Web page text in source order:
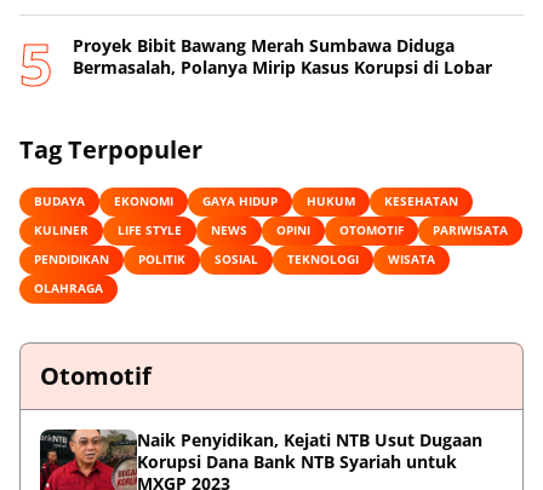
Proyek Bibit Bawang Merah Sumbawa Diduga
Bermasalah, Polanya Mirip Kasus Korupsi di Lobar
Tag Terpopuler
BUDAYA EKONOMI GAYA HIDUP HUKUM
KESEHATAN
KULINER
LIFE STYLE NEWS OPINI OTOMOTIF
PARIWISATA
PENDIDIKAN
POLITIK SOSIAL TEKNOLOGI
WISATA
OLAHRAGA
Otomotif
Naik Penyidikan, Kejati NTB Usut Dugaan
Korupsi Dana Bank NTB Syariah untuk
MXGP 2023